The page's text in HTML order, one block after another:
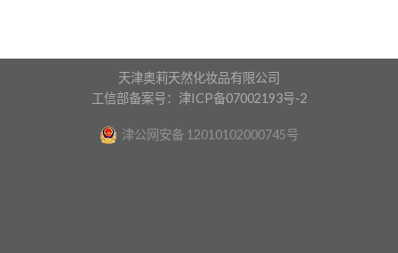
天津奥莉天然化妆品有限公司
工信部备案号：津ICP备07002193号-2
津公网安备 12010102000745号